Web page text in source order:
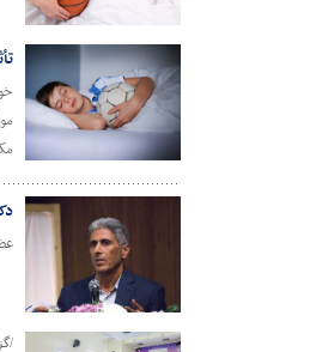
/